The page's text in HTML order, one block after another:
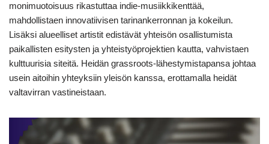
monimuotoisuus rikastuttaa indie-musiikkikenttää,
mahdollistaen innovatiivisen tarinankerronnan ja kokeilun.
Lisäksi alueelliset artistit edistävät yhteisön osallistumista
paikallisten esitysten ja yhteistyöprojektien kautta, vahvistaen
kulttuurisia siteitä. Heidän grassroots-lähestymistapansa johtaa
usein aitoihin yhteyksiin yleisön kanssa, erottamalla heidät
valtavirran vastineistaan.